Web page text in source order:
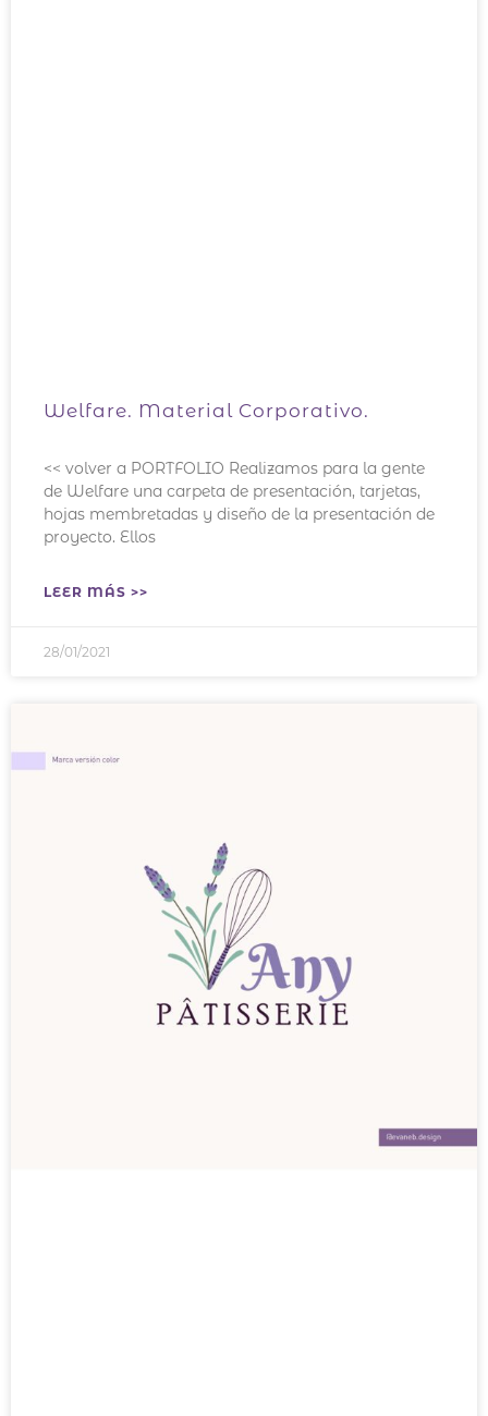
Welfare. Material Corporativo.
<< volver a PORTFOLIO Realizamos para la gente
de Welfare una carpeta de presentación, tarjetas,
hojas membretadas y diseño de la presentación de
proyecto. Ellos
LEER MÁS >>
28/01/2021